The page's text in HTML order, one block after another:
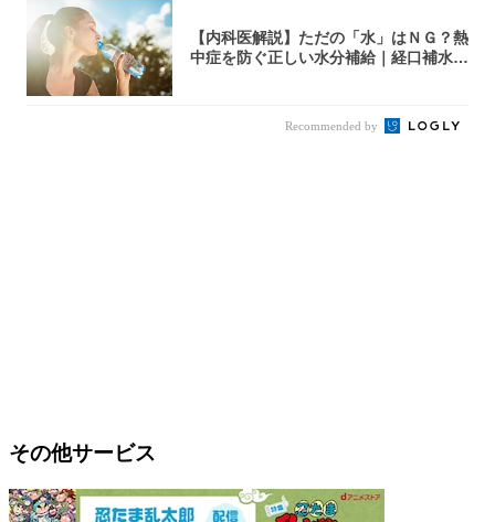
【内科医解説】ただの「水」はＮＧ？熱
中症を防ぐ正しい水分補給｜経口補水
Recommended by
その他サービス